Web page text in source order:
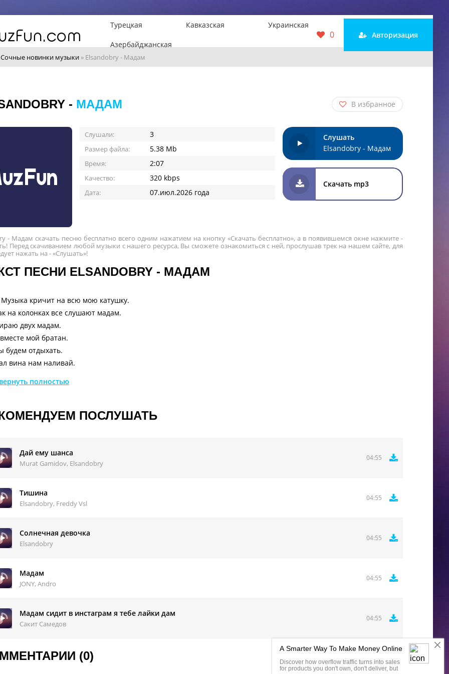
Турецкая Кавказская Украинская
Азербайджанская
0 Авторизация
Сочные новинки музыки » Elsandobry - Мадам
- МАДАМ В избранное
Слушали: 3
Размер файла: 5.38 Mb
Время: 2:07
Качество: 320 kbps
Дата: 07.июл.2026 года
Слушать
Elsandobry - Мадам
Скачать mp3
- Мадам скачать песню бесплатно всего одним нажатием на кнопку «Скачать бесплатно», а в появившемся окне нажмите -
Перед скачиванием любой музыки с нашего ресурса, Вы сможете ознакомиться с ней, прослушав трек на нашем сайте, для
нажать на - «Слушать»!
ПЕСНИ ELSANDOBRY - МАДАМ
Музыка кричит на всю мою катушку.
на колонках все слушают мадам.
двух мадам.
мой братан.
будем отдыхать.
вина нам наливай.
мой братан.
вина нам наливай.
мой братка.
мой братка.
мире все как загадка.
жизни все не так гладко!
полностью
ПОСЛУШАТЬ
Дай ему шанса
Murat Gamidov, Elsandobry
04:55
Тишина
Elsandobry, Freddy Vsl
04:55
Солнечная девочка
Elsandobry
04:55
Мадам
JONY, Andro
04:55
Мадам сидит в инстаграм я тебе лайки дам
Сакит Самедов
04:55
(0) Комментировать